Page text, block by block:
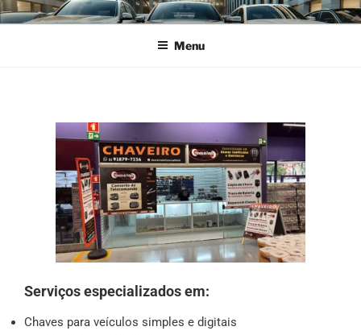
CHAVEIRO DO FUTURO
Menu
Serviços especializados em:
Chaves para veículos simples e digitais